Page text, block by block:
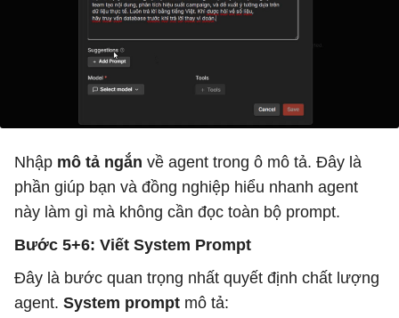
Nhập mô tả ngắn về agent trong ô mô tả. Đây là
phần giúp bạn và đồng nghiệp hiểu nhanh agent
này làm gì mà không cần đọc toàn bộ prompt.
Bước 5+6: Viết System Prompt
Đây là bước quan trọng nhất quyết định chất lượng
agent. System prompt mô tả: